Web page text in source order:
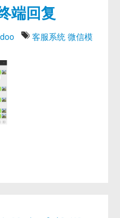
端回复
客服系统 微信模